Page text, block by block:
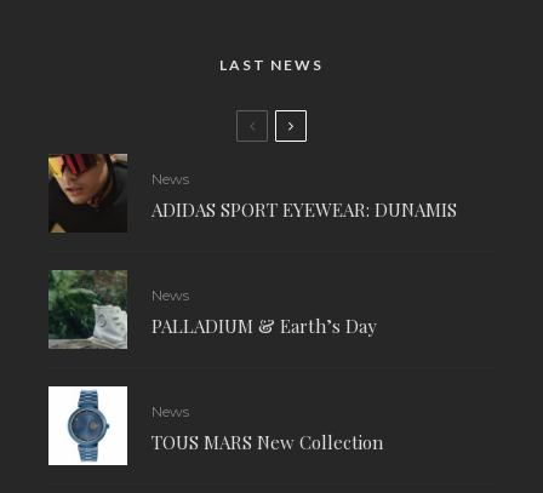
LAST NEWS
News
ADIDAS SPORT EYEWEAR: DUNAMIS
News
PALLADIUM & Earth’s Day
News
TOUS MARS New Collection